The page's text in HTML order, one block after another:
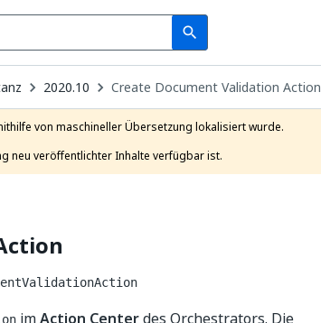
search
Search
2020.10 Create Document Validation Action
von maschineller Übersetzung lokalisiert wurde.
neu veröffentlichter Inhalte verfügbar ist.
imAction Centerdes Orchestrators. Die